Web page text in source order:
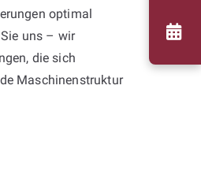
optimal
uns – wir
die sich
Maschinenstruktur